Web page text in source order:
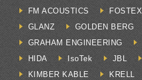
FM ACOUSTICS
FOSTEX
GLANZ
GOLDEN BERG
GRAHAM ENGINEERING
HIDA
IsoTek JBL
KIMBER KABLE
KRELL